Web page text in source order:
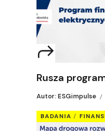
Rusza
Autor: ESGimpulse
BADANIA